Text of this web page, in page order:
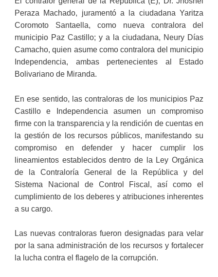
Peraza Machado, juramentó a la ciudadana Yaritza
Coromoto Santaella, como nueva contralora del
municipio Paz Castillo; y a la ciudadana, Neury Días
Camacho, quien asume como contralora del municipio
Independencia, ambas pertenecientes al Estado
Bolivariano de Miranda.
En ese sentido, las contraloras de los municipios Paz
Castillo e Independencia asumen un compromiso
firme con la transparencia y la rendición de cuentas en
la gestión de los recursos públicos, manifestando su
compromiso en defender y hacer cumplir los
lineamientos establecidos dentro de la Ley Orgánica
de la Contraloría General de la República y del
Sistema Nacional de Control Fiscal, así como el
cumplimiento de los deberes y atribuciones inherentes
a su cargo.
Las nuevas contraloras fueron designadas para velar
por la sana administración de los recursos y fortalecer
la lucha contra el flagelo de la corrupción.